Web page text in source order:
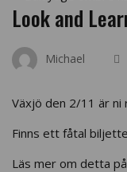
Look and
Michael
Växjö den 2/11 är ni
Finns ett fåtal
Läs mer om detta